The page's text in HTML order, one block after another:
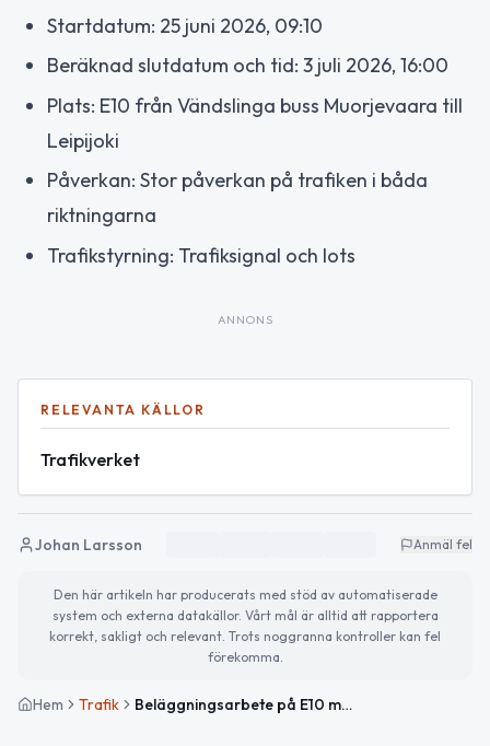
Startdatum: 25 juni 2026, 09:10
Beräknad slutdatum och tid: 3 juli 2026, 16:00
Plats: E10 från Vändslinga buss Muorjevaara till
Leipijoki
Påverkan: Stor påverkan på trafiken i båda
riktningarna
Trafikstyrning: Trafiksignal och lots
ANNONS
RELEVANTA KÄLLOR
Trafikverket
Johan Larsson Anmäl fel
Den här artikeln har producerats med stöd av automatiserade
system och externa datakällor. Vårt mål är alltid att rapportera
korrekt, sakligt och relevant. Trots noggranna kontroller kan fel
förekomma.
Hem Trafik Beläggningsarbete på E10 mellan Muorjevaara och Leipijoki med stor påverkan på trafiken